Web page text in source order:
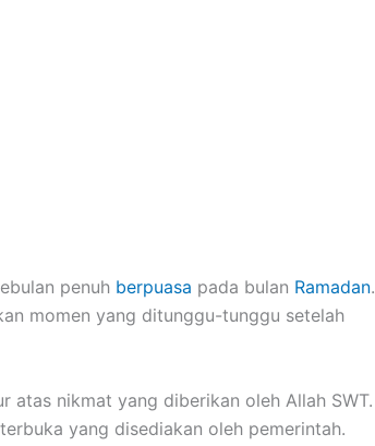
penuh berpuasa pada bulan Ramadan.
momen yang ditunggu-tunggu setelah
atas nikmat yang diberikan oleh Allah SWT.
yang disediakan oleh pemerintah.